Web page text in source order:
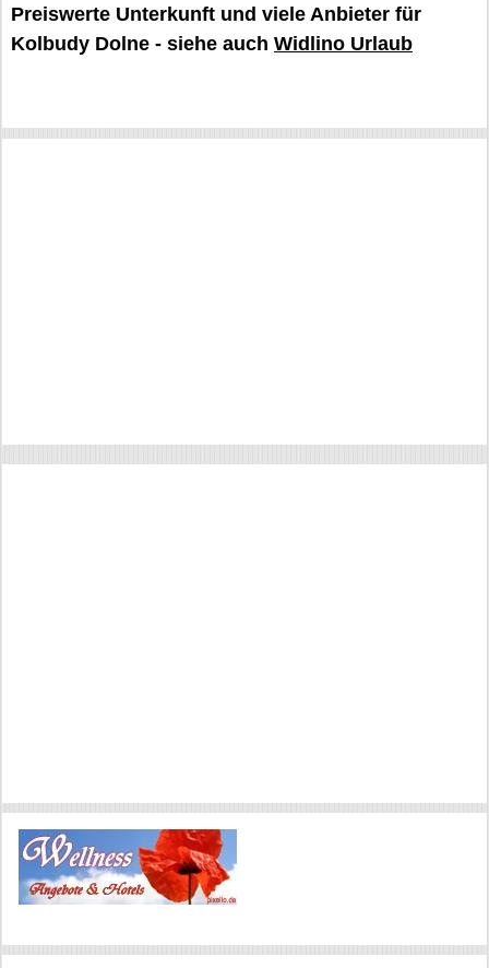
Preiswerte Unterkunft und viele Anbieter für
Kolbudy Dolne - siehe auch Widlino Urlaub